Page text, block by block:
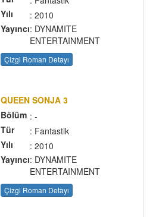
Yılı
: 2010
Yayıncı: DYNAMITE
ENTERTAINMENT
Çizgi Roman Detayı
QUEEN SONJA 3
Bölüm : -
Tür
: Fantastik
Yılı
: 2010
Yayıncı: DYNAMITE
ENTERTAINMENT
Çizgi Roman Detayı